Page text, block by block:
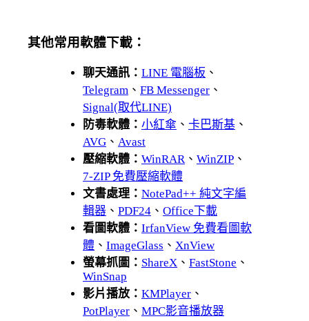
其他常用軟體下載：
聊天通訊： LINE 電腦板 、
Telegram 、 FB Messenger 、
Signal(取代LINE)
防毒軟體： 小紅傘 、 卡巴斯基 、
AVG 、 Avast
壓縮軟體： WinRAR、 WinZIP 、
7-ZIP 免費壓縮軟體
文書處理： NotePad++ 純文字編
輯器 、 PDF24 、 Office下載
看圖軟體： IrfanView 免費看圖軟
體 、 ImageGlass 、 XnView
螢幕抓圖： ShareX 、 FastStone 、
WinSnap
影片播放： KMPlayer 、
PotPlayer 、 MPC影音播放器